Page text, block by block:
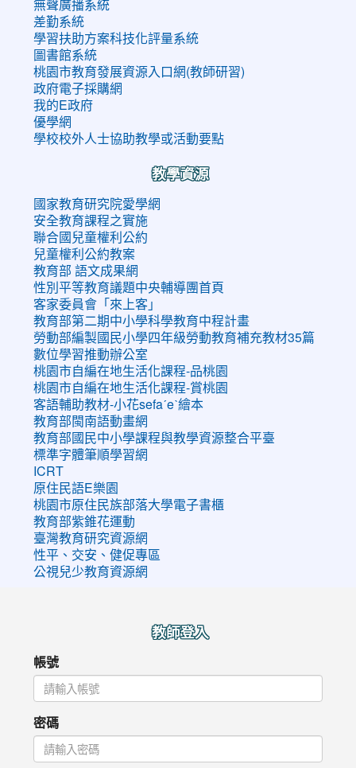
無聲廣播系統
差勤系統
學習扶助方案科技化評量系統
圖書館系統
桃園市教育發展資源入口網(教師研習)
政府電子採購網
我的E政府
優學網
學校校外人士協助教學或活動要點
教學資源
國家教育研究院愛學網
安全教育課程之實施
聯合國兒童權利公約
兒童權利公約教案
教育部 語文成果網
性別平等教育議題中央輔導團首頁
客家委員會「來上客」
教育部第二期中小學科學教育中程計畫
勞動部編製國民小學四年級勞動教育補充教材35篇
數位學習推動辦公室
桃園市自編在地生活化課程-品桃園
桃園市自編在地生活化課程-賞桃園
客語輔助教材-小花sefaˊeˋ繪本
教育部閩南語動畫網
教育部國民中小學課程與教學資源整合平臺
標準字體筆順學習網
ICRT
原住民語E樂園
桃園市原住民族部落大學電子書櫃
教育部紫錐花運動
臺灣教育研究資源網
性平、交安、健促專區
公視兒少教育資源網
教師登入
帳號
密碼